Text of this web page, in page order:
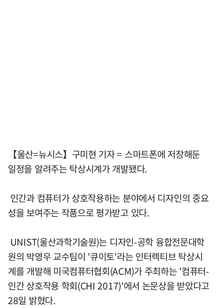
【울산=뉴시스】구미현 기자 = 스마트폰에 저장해둔
일정을 알려주는 탁상시계가 개발됐다.
인간과 컴퓨터가 상호작용하는 분야에서 디자인의 중요
성을 보여주는 작품으로 평가받고 있다.
UNIST(울산과학기술원)는 디자인-공학 융합전문대학
원의 박영우 교수팀이 '큐이토'라는 인터렉티브 탁상시
계를 개발해 미국컴퓨터협회(ACM)가 주최하는 '컴퓨터-
인간 상호작용 학회(CHI 2017)'에서 논문상을 받았다고
28일 밝혔다.